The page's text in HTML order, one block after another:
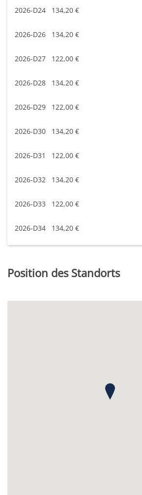
2026-D24 134,20 €
2026-D26 134,20 €
2026-D27 122,00 €
2026-D28 134,20 €
2026-D29 122,00 €
2026-D30 134,20 €
2026-D31 122,00 €
2026-D32 134,20 €
2026-D33 122,00 €
2026-D34 134,20 €
Position des Standorts